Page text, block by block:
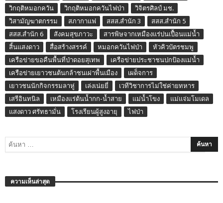
วิกฤติหมอกควัน
วิกฤติหมอกควันไฟป่า
วิจิตรศิลป์ มช.
วิสามัญฆาตกรรม
สภากาแฟ สสส.สำนัก 3
สสส.สำนัก 5
สสส.สำนัก 6
สังคมสุขภาวะ
สารพิษจากเหมืองแร่ปนเปื้อนแม่น้ำ
สิ้นแสงดาว
สื่อสร้างสรรค์ หมอกควันไฟป่า
หัวคิวบัตรชมพู
เครือข่ายขอคืนพื้นที่ป่าดอยสุเทพ
เครือข่ายประชาชนปกป้องแม่น้ำ
เครือข่ายเยาวชนต้นกล้าชนเผ่าพื้นเมือง
เผด็จการ
เยาวชนนักกิจกรรมลาหู่
เล่งเน่ยยี่
เวทีวิชาการไม่ใช่ค่ายทหาร
เสรีอินทนิล
เหมืองแร่ต้นน้ำกก-น้ำสาย แม่น้ำโขง
แม่แจ่มโมเดล
แสงดาว ศรัทธามั่น
โรงเรียนผู้สูงอายุ ไฟป่า
ความเห็นล่าสุด